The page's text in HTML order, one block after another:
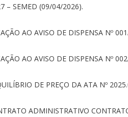
– SEMED (09/04/2026).
AO AVISO DE DISPENSA Nº
AO AVISO DE DISPENSA Nº
DE PREÇO DA ATA Nº
ADMINISTRATIVO